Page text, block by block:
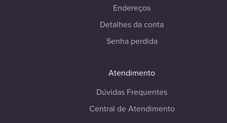
Endereços
Detalhes da conta
Senha perdida
Atendimento
Dúvidas Frequentes
Central de Atendimento